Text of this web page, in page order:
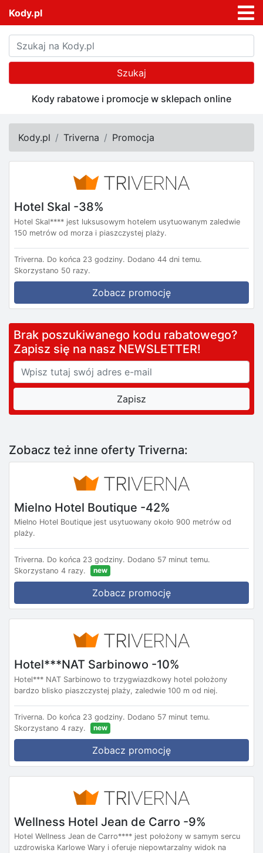
Kody.pl
Szukaj
Kody rabatowe i promocje w sklepach online
Kody.pl Triverna Promocja
Hotel Skal -38%
Hotel Skal**** jest luksusowym hotelem usytuowanym zaledwie
150 metrów od morza i piaszczystej plaży.
Triverna. Do końca 23 godziny. Dodano 44 dni temu.
Skorzystano 50 razy.
Zobacz promocję
Brak poszukiwanego kodu rabatowego?
Zapisz się na nasz NEWSLETTER!
Zobacz też inne oferty Triverna:
Mielno Hotel Boutique -42%
Mielno Hotel Boutique jest usytuowany około 900 metrów od
plaży.
Triverna. Do końca 23 godziny. Dodano 57 minut temu.
Skorzystano 4 razy.
new
Zobacz promocję
Hotel***NAT Sarbinowo -10%
Hotel*** NAT Sarbinowo to trzygwiazdkowy hotel położony
bardzo blisko piaszczystej plaży, zaledwie 100 m od niej.
Triverna. Do końca 23 godziny. Dodano 57 minut temu.
Skorzystano 4 razy.
new
Zobacz promocję
Wellness Hotel Jean de Carro -9%
Hotel Wellness Jean de Carro**** jest położony w samym sercu
uzdrowiska Karlowe Wary i oferuje niepowtarzalny widok na